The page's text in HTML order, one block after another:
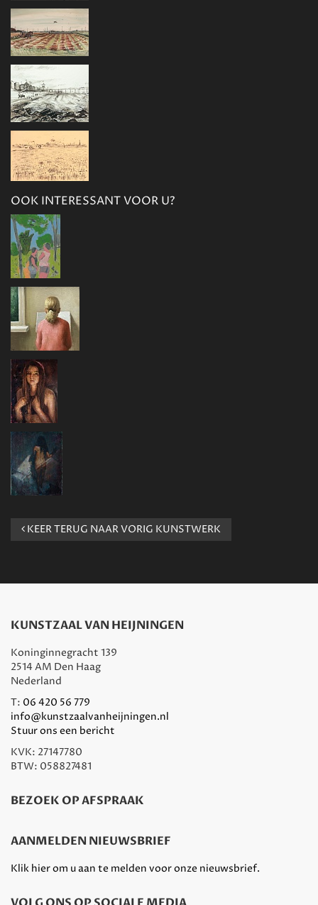
OOK INTERESSANT VOOR U?
KEER TERUG NAAR VORIG KUNSTWERK
KUNSTZAAL VAN HEIJNINGEN
Koninginnegracht 139
2514 AM Den Haag
Nederland
T: 06 420 56 779
info@kunstzaalvanheijningen.nl
Stuur ons een bericht
KVK: 27147780
BTW: 058827481
BEZOEK OP AFSPRAAK
AANMELDEN NIEUWSBRIEF
Klik hier om u aan te melden voor onze nieuwsbrief.